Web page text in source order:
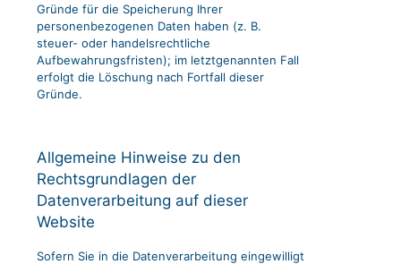
Gründe für die Speicherung Ihrer
personenbezogenen Daten haben (z. B.
steuer- oder handelsrechtliche
Aufbewahrungsfristen); im letztgenannten Fall
erfolgt die Löschung nach Fortfall dieser
Gründe.
Allgemeine Hinweise zu den
Rechtsgrundlagen der
Datenverarbeitung auf dieser
Website
Sofern Sie in die Datenverarbeitung eingewilligt